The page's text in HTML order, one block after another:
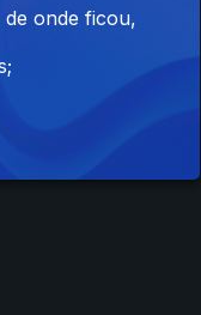
Android TV e
onde ficou,